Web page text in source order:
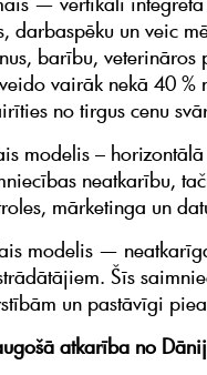
darbaspēku un veic
barību,
vairāk nekā 40 %
no tirgus cenu
modelis –
neatkarību,
mārketinga un
modelis —
Šīs
un pastāvīgi
atkarība no